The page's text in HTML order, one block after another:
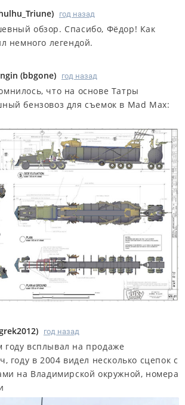
) год назад
обзор. Спасибо, Фёдор! Как
немного легендой.
(bbgone) год назад
что на основе Татры
бензовоз для съемок в Mad Max:
) год назад
всплывал на продаже
году в 2004 видел несколько сцепок с
на Владимирской окружной, номера